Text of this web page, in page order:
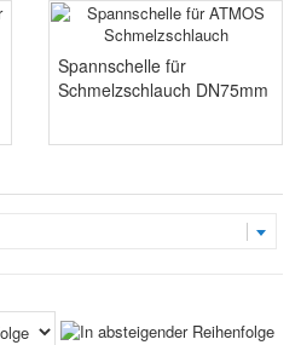
Spannschelle für
Schmelzschlauch DN75mm